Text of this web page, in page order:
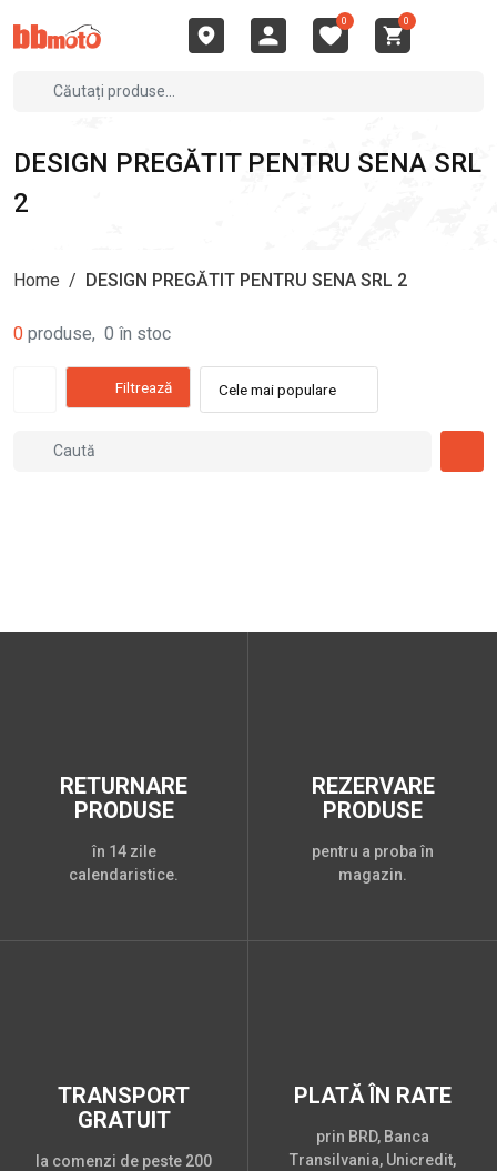
0 0
DESIGN PREGĂTIT PENTRU SENA SRL
2
Home / DESIGN PREGĂTIT PENTRU SENA SRL 2
0 produse, 0 în stoc
Filtrează Cele mai populare
RETURNARE
PRODUSE
în 14 zile
calendaristice.
REZERVARE
PRODUSE
pentru a proba în
magazin.
TRANSPORT
GRATUIT
la comenzi de peste 200
PLATĂ ÎN RATE
prin BRD, Banca
Transilvania, Unicredit,